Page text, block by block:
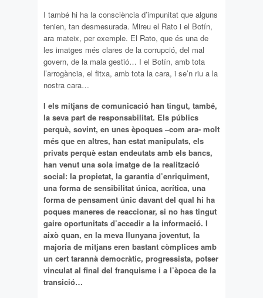
I també hi ha la consciència d’impunitat que alguns
tenien, tan desmesurada. Mireu el Rato i el Botín,
ara mateix, per exemple. El Rato, que és una de
les imatges més clares de la corrupció, del mal
govern, de la mala gestió… I el Botín, amb tota
l’arrogància, el fitxa, amb tota la cara, i se’n riu a la
nostra cara…
I els mitjans de comunicació han tingut, també,
la seva part de responsabilitat. Els públics
perquè, sovint, en unes èpoques –com ara- molt
més que en altres, han estat manipulats, els
privats perquè estan endeutats amb els bancs,
han venut una sola imatge de la realització
social: la propietat, la garantia d’enriquiment,
una forma de sensibilitat única, acrítica, una
forma de pensament únic davant del qual hi ha
poques maneres de reaccionar, si no has tingut
gaire oportunitats d’accedir a la informació. I
això quan, en la meva llunyana joventut, la
majoria de mitjans eren bastant còmplices amb
un cert tarannà democràtic, progressista, potser
vinculat al final del franquisme i a l’època de la
transició…